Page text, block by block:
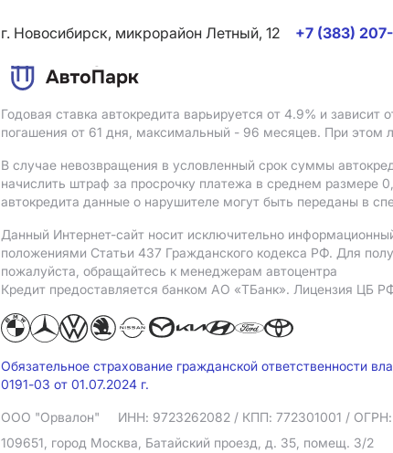
г. Новосибирск, микрорайон Летный, 12
+7 (383)
Годовая ставка автокредита варьируется от 4.9% и зависит
погашения от 61 дня, максимальный - 96 месяцев. При этом
В случае невозвращения в условленный срок суммы
начислить штраф за просрочку платежа в среднем размере
автокредита данные о нарушителе могут быть переданы в
Данный Интернет-сайт носит исключительно
положениями Статьи 437 Гражданского кодекса РФ. Для
пожалуйста, обращайтесь к менеджерам автоцентра
Кредит предоставляется банком АO «ТБанк». Лицензия ЦБ
Обязательное страхование гражданской ответственности
0191-03 от 01.07.2024 г.
ООО "Орвалон" ИНН: 9723262082 / КПП: 772301001 / ОГРН:
109651, город Москва, Батайский проезд, д. 35, помещ. 3/2